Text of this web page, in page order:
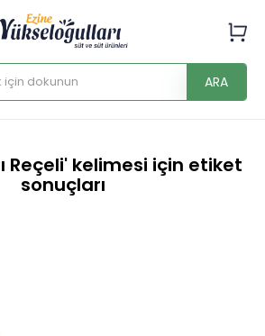
ARA
Reçeli' kelimesi için etiket
sonuçları